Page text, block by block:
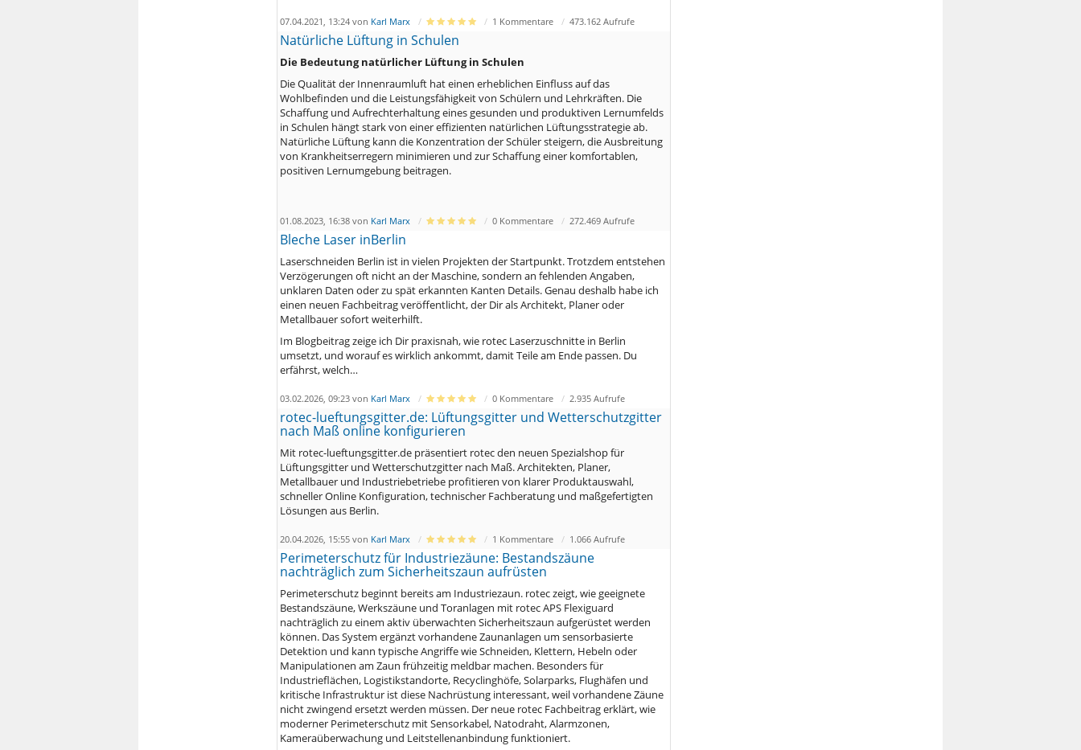
07.04.2021, 13:24 von Karl Marx 1 Kommentare 473.162 Aufrufe
Natürliche Lüftung in Schulen
Die Bedeutung natürlicher Lüftung in Schulen
Die Qualität der Innenraumluft hat einen erheblichen Einfluss auf das
Wohlbefinden und die Leistungsfähigkeit von Schülern und Lehrkräften. Die
Schaffung und Aufrechterhaltung eines gesunden und produktiven Lernumfelds
in Schulen hängt stark von einer effizienten natürlichen Lüftungsstrategie ab.
Natürliche Lüftung kann die Konzentration der Schüler steigern, die Ausbreitung
von Krankheitserregern minimieren und zur Schaffung einer komfortablen,
positiven Lernumgebung beitragen.
01.08.2023, 16:38 von Karl Marx 0 Kommentare 272.469 Aufrufe
Bleche Laser inBerlin
Laserschneiden Berlin ist in vielen Projekten der Startpunkt. Trotzdem entstehen
Verzögerungen oft nicht an der Maschine, sondern an fehlenden Angaben,
unklaren Daten oder zu spät erkannten Kanten Details. Genau deshalb habe ich
einen neuen Fachbeitrag veröffentlicht, der Dir als Architekt, Planer oder
Metallbauer sofort weiterhilft.
Im Blogbeitrag zeige ich Dir praxisnah, wie rotec Laserzuschnitte in Berlin
umsetzt, und worauf es wirklich ankommt, damit Teile am Ende passen. Du
erfährst, welch…
03.02.2026, 09:23 von Karl Marx 0 Kommentare 2.935 Aufrufe
rotec-lueftungsgitter.de: Lüftungsgitter und Wetterschutzgitter
nach Maß online konfigurieren
Mit rotec-lueftungsgitter.de präsentiert rotec den neuen Spezialshop für
Lüftungsgitter und Wetterschutzgitter nach Maß. Architekten, Planer,
Metallbauer und Industriebetriebe profitieren von klarer Produktauswahl,
schneller Online Konfiguration, technischer Fachberatung und maßgefertigten
Lösungen aus Berlin.
20.04.2026, 15:55 von Karl Marx 1 Kommentare 1.066 Aufrufe
Perimeterschutz für Industriezäune: Bestandszäune
nachträglich zum Sicherheitszaun aufrüsten
Perimeterschutz beginnt bereits am Industriezaun. rotec zeigt, wie geeignete
Bestandszäune, Werkszäune und Toranlagen mit rotec APS Flexiguard
nachträglich zu einem aktiv überwachten Sicherheitszaun aufgerüstet werden
können. Das System ergänzt vorhandene Zaunanlagen um sensorbasierte
Detektion und kann typische Angriffe wie Schneiden, Klettern, Hebeln oder
Manipulationen am Zaun frühzeitig meldbar machen. Besonders für
Industrieflächen, Logistikstandorte, Recyclinghöfe, Solarparks, Flughäfen und
kritische Infrastruktur ist diese Nachrüstung interessant, weil vorhandene Zäune
nicht zwingend ersetzt werden müssen. Der neue rotec Fachbeitrag erklärt, wie
moderner Perimeterschutz mit Sensorkabel, Natodraht, Alarmzonen,
Kameraüberwachung und Leitstellenanbindung funktioniert.